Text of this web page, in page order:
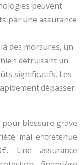
peuvent
par une assurance
des morsures, un
détruisant un
significatifs. Les
dépasser
pour blessure grave
mal entretenue
Une assurance